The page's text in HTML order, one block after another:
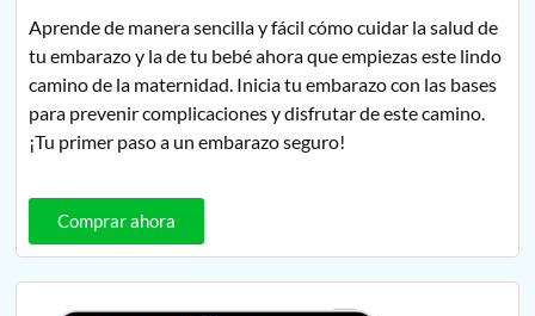
Aprende de manera sencilla y fácil cómo cuidar la salud de
tu embarazo y la de tu bebé ahora que empiezas este lindo
camino de la maternidad. Inicia tu embarazo con las bases
para prevenir complicaciones y disfrutar de este camino.
¡Tu primer paso a un embarazo seguro!
Comprar ahora